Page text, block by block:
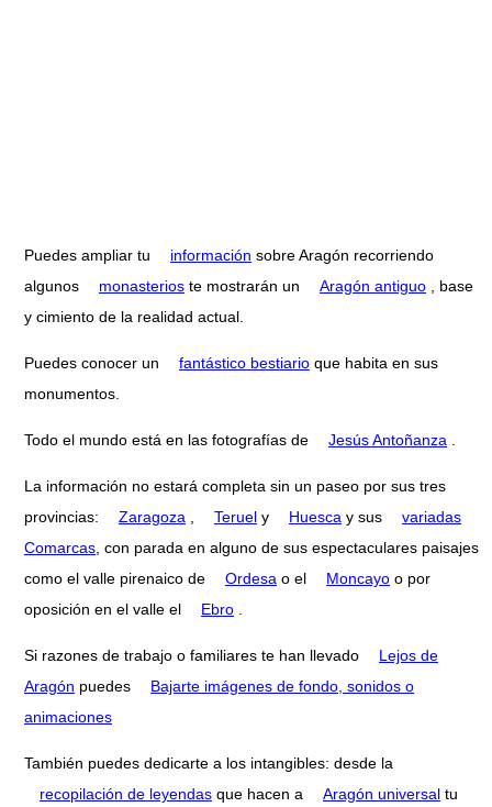
Puedes ampliar tu información sobre Aragón recorriendo
algunos
monasterios te mostrarán un Aragón antiguo , base
y cimiento de la realidad actual.
Puedes conocer un fantástico bestiario que habita en sus
monumentos.
Todo el mundo está en las fotografías de Jesús Antoñanza
La información no estará completa sin un paseo por sus tres
provincias:
Zaragoza Teruel y Huesca y sus
variadas
Comarcas , con parada en alguno de sus espectaculares paisajes
como el valle pirenaico de
Ordesa o el Moncayo o por
oposición en el valle el
Ebro
Si razones de trabajo o familiares te han llevado
Lejos de
Aragón puedes
Bajarte imágenes de fondo, sonidos o
animaciones
También puedes dedicarte a los intangibles: desde la
recopilación de leyendas que hacen a Aragón universal tu